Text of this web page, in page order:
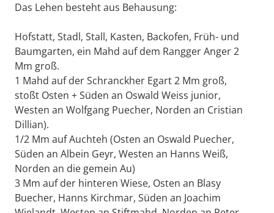
Das Lehen besteht aus Behausung:
Hofstatt, Stadl, Stall, Kasten, Backofen, Früh- und
Baumgarten, ein Mahd auf dem Rangger Anger 2
Mm groß.
1 Mahd auf der Schranckher Egart 2 Mm groß,
stoßt Osten + Süden an Oswald Weiss junior,
Westen an Wolfgang Puecher, Norden an Cristian
Dillian).
1/2 Mm auf Auchteh (Osten an Oswald Puecher,
Süden an Albein Geyr, Westen an Hanns Weiß,
Norden an die gemein Au)
3 Mm auf der hinteren Wiese, Osten an Blasy
Buecher, Hanns Kirchmar, Süden an Joachim